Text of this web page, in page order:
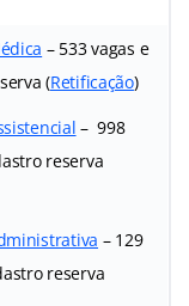
– 533 vagas e
(Retificação)
– 998
reserva
– 129
reserva